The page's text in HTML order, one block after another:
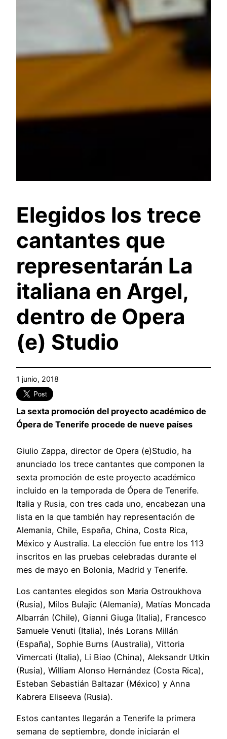
Elegidos los trece
cantantes que
representarán La
italiana en Argel,
dentro de Opera
(e) Studio
1 junio, 2018
La sexta promoción del proyecto académico de
Ópera de Tenerife procede de nueve países
Giulio Zappa, director de Opera (e)Studio, ha
anunciado los trece cantantes que componen la
sexta promoción de este proyecto académico
incluido en la temporada de Ópera de Tenerife.
Italia y Rusia, con tres cada uno, encabezan una
lista en la que también hay representación de
Alemania, Chile, España, China, Costa Rica,
México y Australia. La elección fue entre los 113
inscritos en las pruebas celebradas durante el
mes de mayo en Bolonia, Madrid y Tenerife.
Los cantantes elegidos son Maria Ostroukhova
(Rusia), Milos Bulajic (Alemania), Matías Moncada
Albarrán (Chile), Gianni Giuga (Italia), Francesco
Samuele Venuti (Italia), Inés Lorans Millán
(España), Sophie Burns (Australia), Vittoria
Vimercati (Italia), Li Biao (China), Aleksandr Utkin
(Rusia), William Alonso Hernández (Costa Rica),
Esteban Sebastián Baltazar (México) y Anna
Kabrera Eliseeva (Rusia).
Estos cantantes llegarán a Tenerife la primera
semana de septiembre, donde iniciarán el